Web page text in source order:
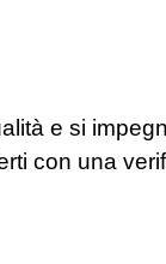
e si
con una